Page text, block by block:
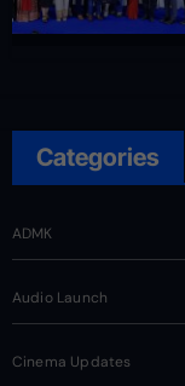
Categories
ADMK
Audio Launch
Cinema Updates